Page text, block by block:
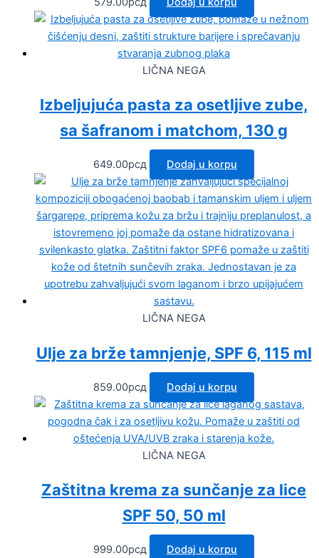
LIČNA NEGA
Izbeljujuća pasta za osetljive zube,
sa šafranom i matchom, 130 g
649.00рсд Dodaj u korpu
LIČNA NEGA
Ulje za brže tamnjenje, SPF 6, 115 ml
859.00рсд Dodaj u korpu
LIČNA NEGA
Zaštitna krema za sunčanje za lice
SPF 50, 50 ml
999.00рсд Dodaj u korpu